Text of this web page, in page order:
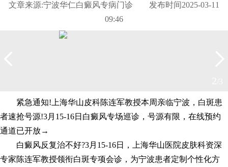
文章来源:宁波华仁白癜风专病门诊 发布时间2025-03-11
09:46
紧急通知!上海华山皮科陈连军教授本周亲临宁波，白斑患
者速抢号源!3月15-16日白癜风专场巡诊，号源有限，在线预约
通道已开放→
白癜风反复治不好?3月15-16日，上海华山医院皮肤科资深
专家陈连军教授领衔白斑专项会诊，为宁波患者定制个性化方